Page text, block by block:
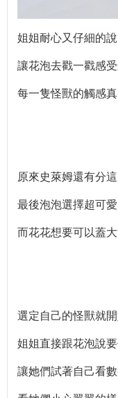
姐姐耐心又仔細的
讓花泡去戳一戳感
每一隻怪獸的觸感
原來史萊姆還有分
最後泡泡選擇超可
而花花想要可以蓋
選定自己的怪獸就
姐姐直接跟花泡說
讓她們試著自己看